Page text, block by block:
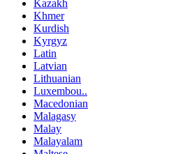
Kazakh
Khmer
Kurdish
Kyrgyz
Latin
Latvian
Lithuanian
Luxembou..
Macedonian
Malagasy
Malay
Malayalam